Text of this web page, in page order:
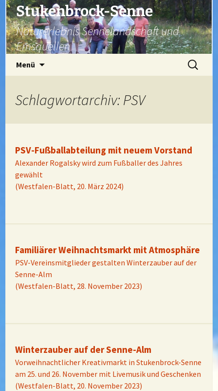
Zum
Inhalt
springen
Stukenbrock-Senne
Naturerlebnis Sennelandschaft und
Emsquellen
Menü
Suchen
nach:
Schlagwortarchiv: PSV
PSV-Fußballabteilung mit neuem Vorstand
Alexander Rogalsky wird zum Fußballer des Jahres
gewählt
(Westfalen-Blatt, 20. März 2024)
Familiärer Weihnachtsmarkt mit Atmosphäre
PSV-Vereinsmitglieder gestalten Winterzauber auf der
Senne-Alm
(Westfalen-Blatt, 28. November 2023)
Winterzauber auf der Senne-Alm
Vorweihnachtlicher Kreativmarkt in Stukenbrock-Senne
am 25. und 26. November mit Livemusik und Geschenken
(Westfalen-Blatt, 20. November 2023)